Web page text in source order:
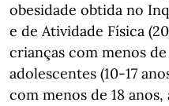
obesidade obtida no
e de Atividade Física
crianças com menos de
adolescentes (10-17
com menos de 18